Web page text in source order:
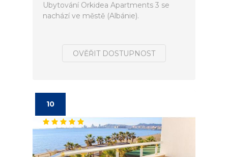
Ubytování Orkidea Apartments 3 se
nachází ve městě (Albánie).
OVĚŘIT DOSTUPNOST
10